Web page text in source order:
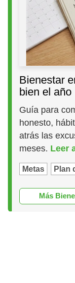
Bienestar
bien el año
Guía para
honesto,
atrás las
meses. Leer
Metas Plan
Más